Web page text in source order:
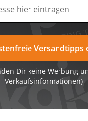
Dir keine Werbung
Verkaufsinformationen)